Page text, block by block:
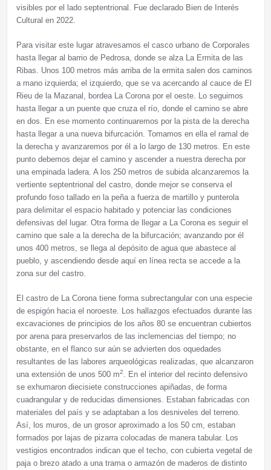
visibles por el lado septentrional. Fue declarado Bien de Interés
Cultural en 2022.
Para visitar este lugar atravesamos el casco urbano de Corporales
hasta llegar al barrio de Pedrosa, donde se alza La Ermita de las
Ribas. Unos 100 metros más arriba de la ermita salen dos caminos
a mano izquierda; el izquierdo, que se va acercando al cauce de El
Rieu de la Mazanal, bordea La Corona por el oeste. Lo seguimos
hasta llegar a un puente que cruza el río, donde el camino se abre
en dos. En ese momento continuaremos por la pista de la derecha
hasta llegar a una nueva bifurcación. Tomamos en ella el ramal de
la derecha y avanzaremos por él a lo largo de 130 metros. En este
punto debemos dejar el camino y ascender a nuestra derecha por
una empinada ladera. A los 250 metros de subida alcanzaremos la
vertiente septentrional del castro, donde mejor se conserva el
profundo foso tallado en la peña a fuerza de martillo y punterola
para delimitar el espacio habitado y potenciar las condiciones
defensivas del lugar. Otra forma de llegar a La Corona es seguir el
camino que sale a la derecha de la bifurcación; avanzando por él
unos 400 metros, se llega al depósito de agua que abastece al
pueblo, y ascendiendo desde aquí en línea recta se accede a la
zona sur del castro.
El castro de La Corona tiene forma subrectangular con una especie
de espigón hacia el noroeste. Los hallazgos efectuados durante las
excavaciones de principios de los años 80 se encuentran cubiertos
por arena para preservarlos de las inclemencias del tiempo; no
obstante, en el flanco sur aún se advierten dos oquedades
resultantes de las labores arqueológicas realizadas, que alcanzaron
una extensión de unos 500 m2
. En el interior del recinto defensivo
se exhumaron diecisiete construcciones apiñadas, de forma
cuadrangular y de reducidas dimensiones. Estaban fabricadas con
materiales del país y se adaptaban a los desniveles del terreno.
Así, los muros, de un grosor aproximado a los 50 cm, estaban
formados por lajas de pizarra colocadas de manera tabular. Los
vestigios encontrados indican que el techo, con cubierta vegetal de
paja o brezo atado a una trama o armazón de maderos de distinto